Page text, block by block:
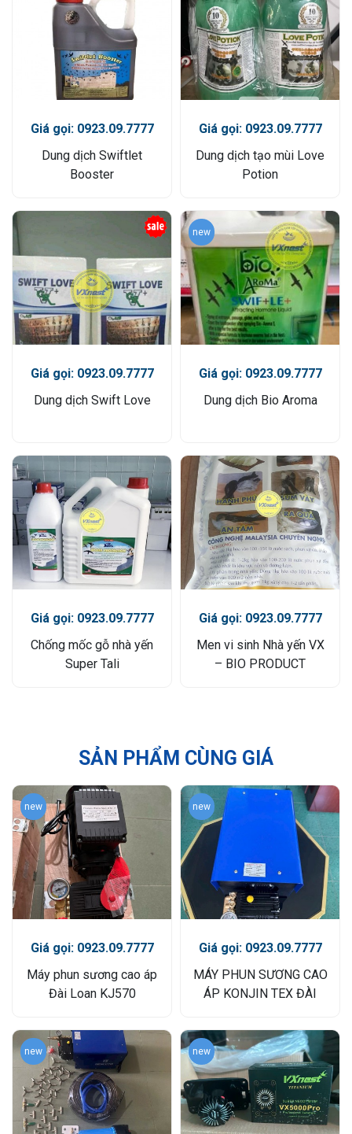
Giá gọi: 0923.09.7777
Dung dịch Swiftlet
Booster
Giá gọi: 0923.09.7777
Dung dịch tạo mùi Love
Potion
Giá gọi: 0923.09.7777
Dung dịch Swift Love
new
Giá gọi: 0923.09.7777
Dung dịch Bio Aroma
Giá gọi: 0923.09.7777
Chống mốc gỗ nhà yến
Super Tali
Giá gọi: 0923.09.7777
Men vi sinh Nhà yến VX
– BIO PRODUCT
SẢN PHẨM CÙNG GIÁ
new
Giá gọi: 0923.09.7777
Máy phun sương cao áp
Đài Loan KJ570
new
Giá gọi: 0923.09.7777
MÁY PHUN SƯƠNG CAO
ÁP KONJIN TEX ĐÀI
new new